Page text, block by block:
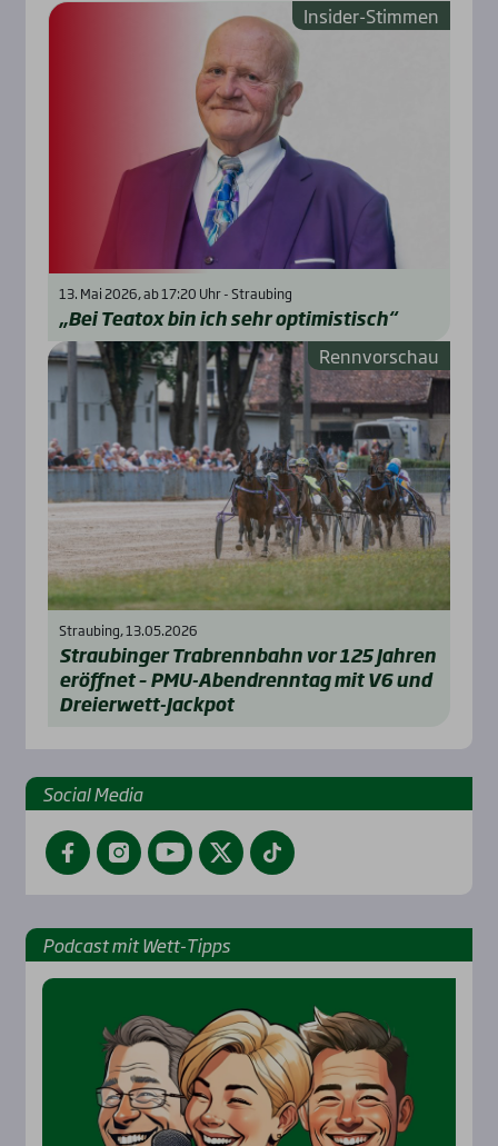
Insider-Stimmen
13. Mai 2026, ab 17:20 Uhr - Straubing
„Bei Teatox bin ich sehr opti­mis­tisch“
Rennvorschau
Straubing, 13.05.2026
Strau­bin­ger Trab­renn­bahn vor 125 Jah­ren
eröff­net – PMU-Abend­renn­tag mit V6 und
Drei­er­wett-Jack­pot
Social Media
FacebookInstagramYouTubeTwitterTikTok
Pod­cast mit Wett-Tipps